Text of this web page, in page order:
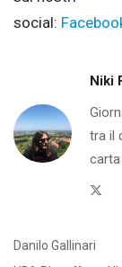
social:
Niki
tra il
carta
Danilo Gallinari